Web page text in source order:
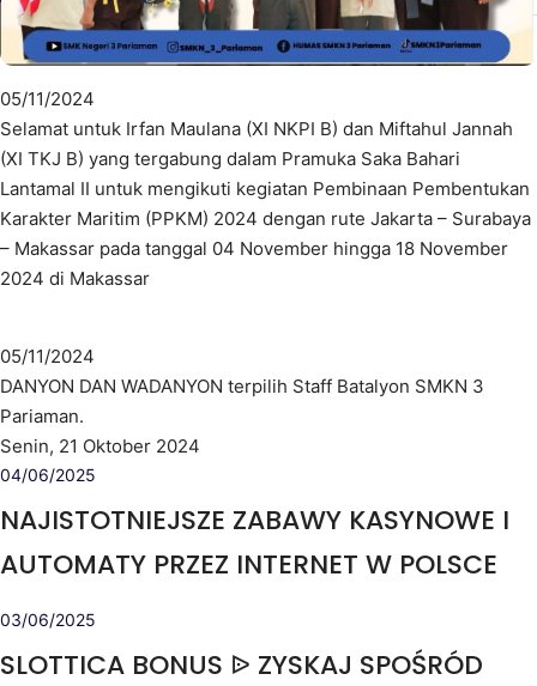
05/11/2024
Selamat untuk Irfan Maulana (XI NKPI B) dan Miftahul Jannah
(XI TKJ B) yang tergabung dalam Pramuka Saka Bahari
Lantamal II untuk mengikuti kegiatan Pembinaan Pembentukan
Karakter Maritim (PPKM) 2024 dengan rute Jakarta – Surabaya
– Makassar pada tanggal 04 November hingga 18 November
2024 di Makassar
05/11/2024
DANYON DAN WADANYON terpilih Staff Batalyon SMKN 3
Pariaman.
Senin, 21 Oktober 2024
04/06/2025
NAJISTOTNIEJSZE ZABAWY KASYNOWE I
AUTOMATY PRZEZ INTERNET W POLSCE
03/06/2025
SLOTTICA BONUS ᐉ ZYSKAJ SPOŚRÓD